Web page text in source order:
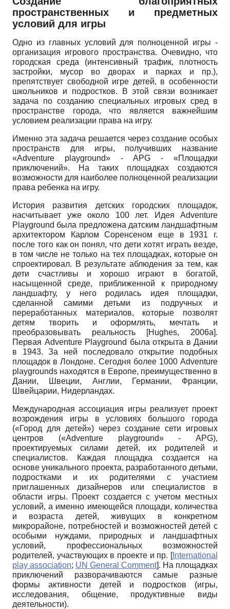
пространственных и предметных
условий для игры
Одно из главных условий для полноценной игры -
организация игрового пространства. Очевидно, что
городская среда (интенсивный трафик, плотность
застройки, мусор во дворах и парках и пр.),
препятствует свободной игре детей, в особенности
школьников и подростков. В этой связи возникает
задача по созданию специальных игровых сред в
пространстве города, что является важнейшим
условием реализации права на игру.
Именно эта задача решается через создание особых
пространств для игры, получивших название
«Adventure playground» -APG
- «Площадки
приключений». На таких площадках создаются
возможности для наиболее полноценной реализации
права ребенка на игру.
История развития детских городских площадок,
насчитывает уже около 100 лет. Идея Adventure
Playground была предложена датским ландшафтным
архитектором Карлом Соренсеном еще в 1931 г.
после того как он понял, что дети хотят играть везде,
в том числе не только на тех площадках, которые он
спроектировал. В результате аблюдения за тем, как
дети счастливы и хорошо играют в богатой,
насыщенной среде, приближенной к природному
ландшафту, у него родилась идея площадки,
сделанной самими детьми из подручных и
переработанных материалов, которые позволят
детям творить и оформлять, мечтать и
преобразовывать реальность [Hughes, 2006а].
Первая Adventure Playground была открыта в Дании
в 1943. За ней последовало открытие подобных
площадок в Лондоне. Сегодня более 1000 Adventure
playgrounds находятся в Европе, преимущественно в
Дании, Швеции, Англии, Германии, Франции,
Швейцарии, Нидерландах.
Международная ассоциация игры реализует проект
возрождения игры в условиях большого города
(«Город для детей») через создание сети игровых
центров («Adventure playground»- APG),
проектируемых силами детей, их родителей и
специалистов. Каждая площадка создается на
основе уникального проекта, разработанного детьми,
подростками и их родителями с участием
приглашенных дизайнеров или специалистов в
области игры. Проект создается с учетом местных
условий, а именно имеющейся площади, количества
и возраста детей, живущих в конкретном
микрорайоне, потребностей и возможностей детей с
особыми нуждами, природных и ландшафтных
условий, профессиональных возможностей
родителей, участвующих в проекте и пр. [International
play association; UN General Comment]. На площадках
приключений разворачиваются самые разные
формы активности детей и подростков (игры,
исследования, общение, продуктивные виды
деятельности).